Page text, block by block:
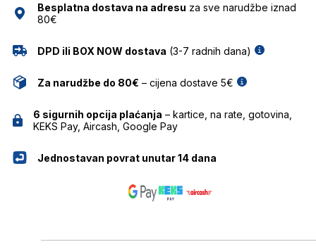
Besplatna dostava na adresu za sve narudžbe iznad
80€
DPD ili BOX NOW dostava (3-7 radnih dana)
Za narudžbe do 80€ – cijena dostave 5€
6 sigurnih opcija plaćanja – kartice, na rate, gotovina,
KEKS Pay, Aircash, Google Pay
Jednostavan povrat unutar 14 dana